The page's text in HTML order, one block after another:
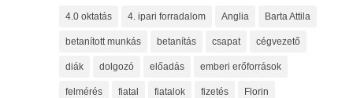
4.0 oktatás 4. ipari forradalom Anglia Barta Attila
betanított munkás betanítás csapat cégvezető
diák dolgozó előadás emberi erőforrások
felmérés fiatal fiatalok fizetés Florin